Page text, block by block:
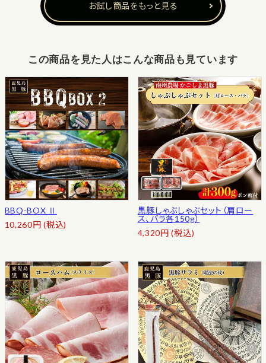
お試し商品をもっと見る
この商品を見た人はこんな商品も見ています
BBQ-BOX Ⅱ
10,260円(税込)
黒豚しゃぶしゃぶセット（肩ロー
ス、バラ各150g）
4,320円(税込)